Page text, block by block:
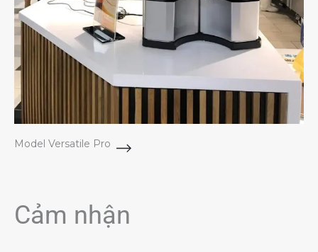
Model Versatile Pro
Cảm nhận